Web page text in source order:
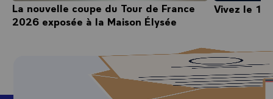
La nouvelle coupe du Tour de France
2026 exposée à la Maison Élysée
Vivez le 14